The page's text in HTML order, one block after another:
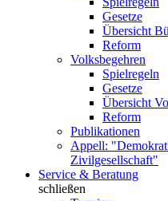
Gesetze
Übersicht
Reform
Volksbegehren
Spielregeln
Gesetze
Übersicht
Reform
Publikationen
Appell:
Zivilgesellschaft"
Service & Beratung
schließen